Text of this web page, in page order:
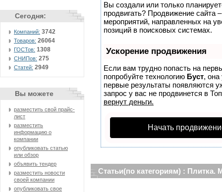
Сегодня:
Компаний: 3742
Товаров: 26064
ГОСТов: 1308
СНИПов: 275
Статей: 2949
Вы можете
разместить свой прайс-
лист
разместить
информацию о
компании
опубликовать статью
или обзор
объявить тендер
разместить новости
своей компании
опубликовать свое
Вы создали или только
продвигать? Продвижение сайта
мероприятий, направленных на
позиций в поисковых системах.
Ускорение продвижения
Если вам трудно попасть на
попробуйте технологию Буст, она
первые результаты появляются
запрос у вас не продвинется в
вернут деньги.
Начать
Статьи(по категориям) : Плитка.